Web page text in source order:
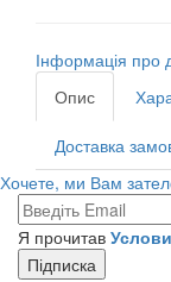
Інформація про
Опис
Доставка
Хочете, ми Вам
Я прочитав
Підписка